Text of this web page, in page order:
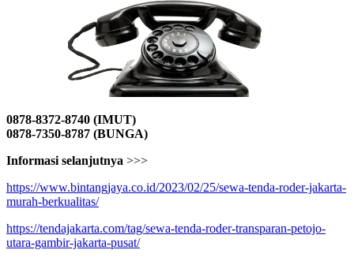
0878-8372-8740 (IMUT)
0878-7350-8787 (BUNGA)
Informasi selanjutnya >>>
https://www.bintangjaya.co.id/2023/02/25/sewa-tenda-roder-jakarta-
murah-berkualitas/
https://tendajakarta.com/tag/sewa-tenda-roder-transparan-petojo-
utara-gambir-jakarta-pusat/